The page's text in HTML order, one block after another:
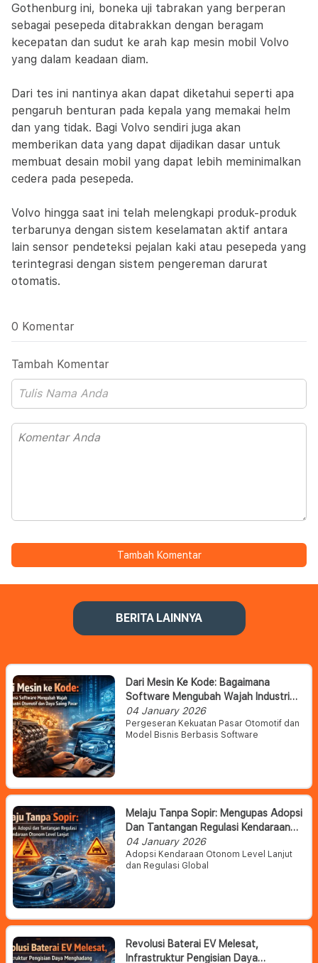
Gothenburg ini, boneka uji tabrakan yang berperan
sebagai pesepeda ditabrakkan dengan beragam
kecepatan dan sudut ke arah kap mesin mobil Volvo
yang dalam keadaan diam.
Dari tes ini nantinya akan dapat diketahui seperti apa
pengaruh benturan pada kepala yang memakai helm
dan yang tidak. Bagi Volvo sendiri juga akan
memberikan data yang dapat dijadikan dasar untuk
membuat desain mobil yang dapat lebih meminimalkan
cedera pada pesepeda.
Volvo hingga saat ini telah melengkapi produk-produk
terbarunya dengan sistem keselamatan aktif antara
lain sensor pendeteksi pejalan kaki atau pesepeda yang
terintegrasi dengan sistem pengereman darurat
otomatis.
0 Komentar
Tambah Komentar
Tambah Komentar
BERITA LAINNYA
Dari Mesin Ke Kode: Bagaimana
Software Mengubah Wajah Industri
Otomotif Dan Daya Saing Pasar
04 January 2026
Pergeseran Kekuatan Pasar Otomotif dan
Model Bisnis Berbasis Software
Melaju Tanpa Sopir: Mengupas Adopsi
Dan Tantangan Regulasi Kendaraan
Otonom Level Lanjut
04 January 2026
Adopsi Kendaraan Otonom Level Lanjut
dan Regulasi Global
Revolusi Baterai EV Melesat,
Infrastruktur Pengisian Daya